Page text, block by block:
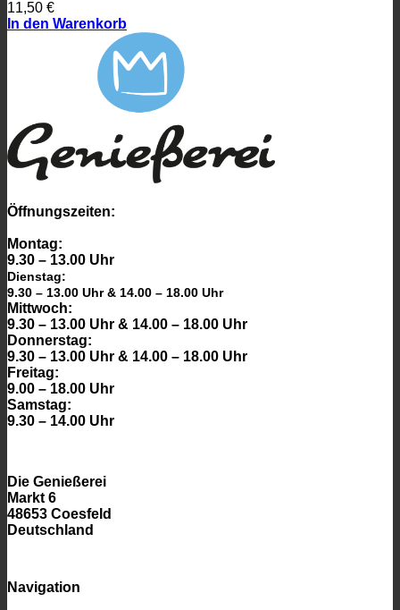
11,50 €
In den Warenkorb
Öffnungszeiten:
Montag:
9.30 – 13.00 Uhr
Dienstag:
9.30 – 13.00 Uhr & 14.00 – 18.00 Uhr
Mittwoch:
9.30 – 13.00 Uhr & 14.00 – 18.00 Uhr
Donnerstag:
9.30 – 13.00 Uhr & 14.00 – 18.00 Uhr
Freitag:
9.00 – 18.00 Uhr
Samstag:
9.30 – 14.00 Uhr
Die Genießerei
Markt 6
48653 Coesfeld
Deutschland
Navigation